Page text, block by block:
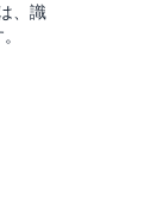
、識